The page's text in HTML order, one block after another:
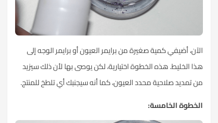
الآن، أضيفي كمية صغيرة من برايمر العيون أو برايمر الوجه إلى
هذا الخليط. هذه الخطوة اختيارية، لكن يوصى بها لأن ذلك سيزيد
من تمديد صلاحية محدد العيون، كما أنه سيجنبك أي تلطخ للمنتج.
الخطوة الخامسة: